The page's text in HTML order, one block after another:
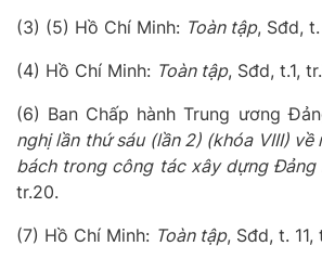
(3) (5) Hồ Chí Minh: Toàn tập, Sđd, t.
(4) Hồ Chí Minh: Toàn tập, Sđd, t.1,
(6) Ban Chấp hành Trung ương
nghị lần thứ sáu (lần 2) (khóa VIII)
bách trong công tác xây dựng Đảng
tr.20.
(7) Hồ Chí Minh: Toàn tập, Sđd, t. 11,